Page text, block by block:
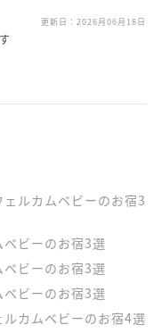
更新日： 2026月06月18日
ルカムベビーのお宿3
ビーのお宿3選
ビーのお宿3選
ビーのお宿3選
カムベビーのお宿4選